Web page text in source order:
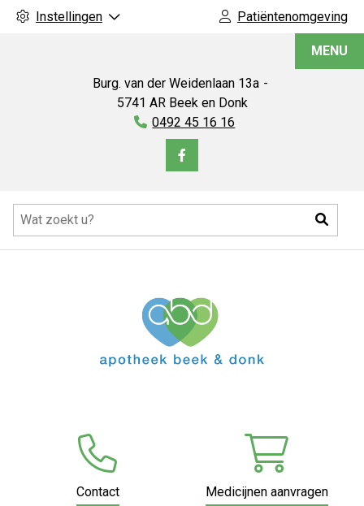
Instellingen Patiëntenomgeving
Burg. van der Weidenlaan 13a
5741 AR Beek en Donk
Tel:
0492 45 16 16
Bezoek
facebook
MENU
Contact Medicijnen aanvragen